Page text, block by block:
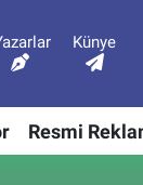
Künye
Resmi